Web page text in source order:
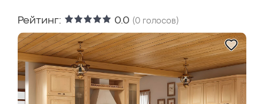
Рейтинг: 0.0 (0 голосов)